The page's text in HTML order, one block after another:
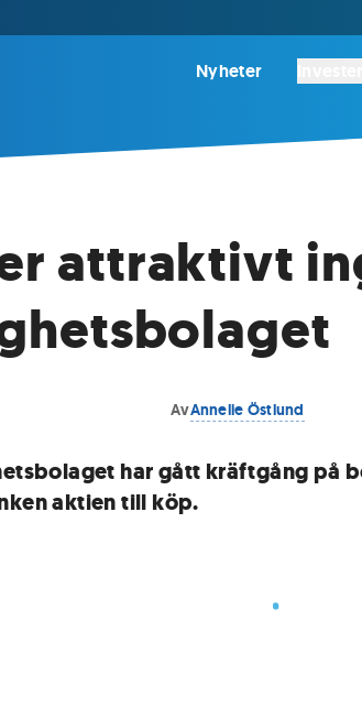
Nyheter
attraktivt
AvAnnelie Östlund
har gått kräftgång på
aktien till köp.